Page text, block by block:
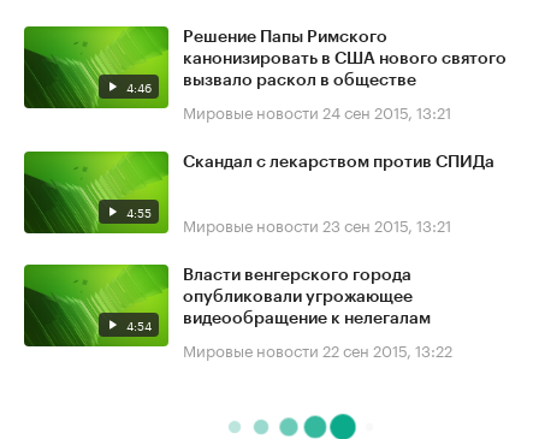
4:46
Решение Папы Римского
канонизировать в США нового святого
вызвало раскол в обществе
Мировые новости 24 сен 2015, 13:21
4:55
Скандал с лекарством против СПИДа
Мировые новости 23 сен 2015, 13:21
4:54
Власти венгерского города
опубликовали угрожающее
видеообращение к нелегалам
Мировые новости 22 сен 2015, 13:22